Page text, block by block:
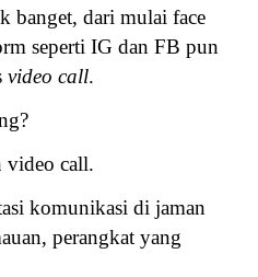
banget, dari mulai face
seperti IG dan FB pun
video call.
video call.
komunikasi di jaman
perangkat yang